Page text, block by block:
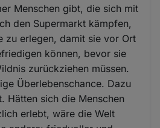
Menschen gibt, die sich mit
den Supermarkt kämpfen,
zu erlegen, damit sie vor Ort
können, bevor sie
zurückziehen müssen.
Überlebenschance. Dazu
Hätten sich die Menschen
erlebt, wäre die Welt